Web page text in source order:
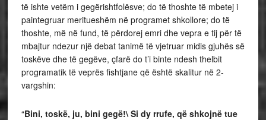
të ishte vetëm i gegërishtfolësve; do të thoshte të mbetej i
paintegruar meritueshëm në programet shkollore; do të
thoshte, më në fund, të përdorej emri dhe vepra e tij për të
mbajtur ndezur një debat tanimë të vjetruar midis gjuhës së
toskëve dhe të gegëve, çfarë do t’i binte ndesh thelbit
programatik të veprës fishtjane që është skalitur në 2-
vargshin:
“Bini, toskë, ju, bini gegë!\ Si dy rrufe, që shkojnë tue